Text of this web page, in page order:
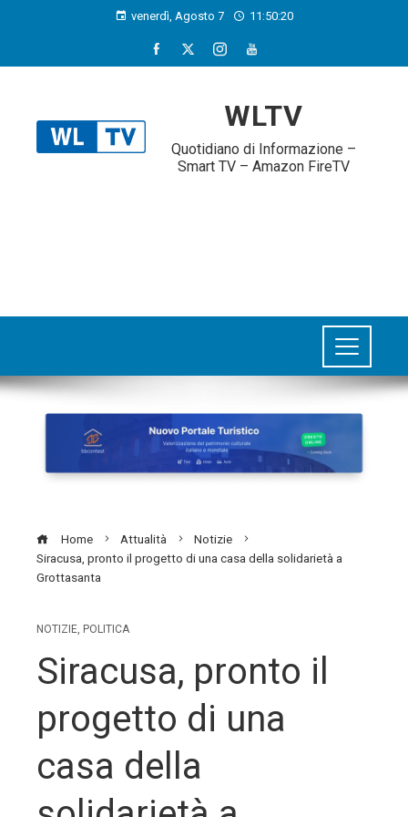
venerdì, Agosto 7 11:50:22
WLTV
Quotidiano di Informazione –
Smart TV – Amazon FireTV
Home Attualità
Notizie
Siracusa, pronto il progetto di una casa della solidarietà a
Grottasanta
NOTIZIE, POLITICA
Siracusa, pronto il
progetto di una
casa della